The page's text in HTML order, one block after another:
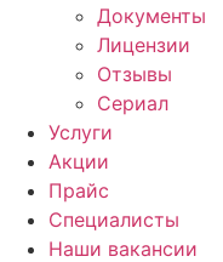
Документы
Лицензии
Отзывы
Сериал
Услуги
Акции
Прайс
Специалисты
Наши вакансии